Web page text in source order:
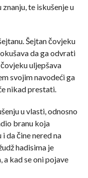
te iskušenje u
Šejtan čovjeku
da ga odvrati
uljepšava
svojim navodeći ga
nikad prestati.
u vlasti, odnosno
branu koja
i da čine nered na
hadisima je
kad se oni pojave